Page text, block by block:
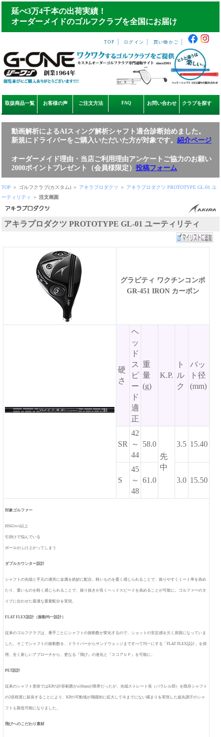
延べ3万4千本の出荷実績！
オーダーメイドのゴルフクラブを全国にお届け
TOP ログイン 買い物かご
取扱商品一覧 お客様の声 ご注文方法 FAQ お問い合わせ クラブを探す
動画解析によるAIスィング解析シャフト適合診断始めました。
新規にドライバーをご購入いただいた方が対象です。 紹介ページ
オーダーメイド理由・当店ご利用理由アンケートご協力のお願い
2000ポイントプレゼント（会員様限定） 投稿フォーム
TOP ＞ ゴルフクラブ(カスタム) ＞ アキラプロダクツ ＞ アキラプロダクツ PROTOTYPE GL-01 ユ
ーティリティ
＞ 注文画面
アキラプロダクツ PROTOTYPE GL-01 ユーティリティ
グラビティ ワクチンコンポ
GR-451 IRON カーボン
硬
さ
ヘ
ッ
ド
ス
ピ
ー
ド
適
正
重
量
(g)
K.P.
ト
ル
ク
バッ
ト径
(mm)
SR
42
～
44
58.0
先
中
3.5 15.40
S
45
～
48
61.0 3.0 15.50
対象ゴルファー
HS42ｍ/s以上
引掛けで悩んでいる
ボールがふけ上がってしまう
ダブルカウンター設計
シャフトの先端と手元の適所に金属を絶妙に配合。軽いものを重く感じられることで、振りやすくミート率を高め
たり、重いものを軽く感じられることで、振り抜きが良くヘッドスピードを高めることが可能に。ゴルファーのタ
イプに合わせた最適な重量配分を実現。
FLAT FLEX設計（振動均一設計）
従来のゴルフクラブは、番手ごとにシャフトの振動数が変化するので、ショットの安定感を欠く原因になっていま
した。そこでシャフトの振動数を、ドライバーからサンドウェッジまですべて均一にする「FLAT FLEX設計」を採
用。全く新しいアプローチから、更なる『飛び』の進化と『スコアＵＰ』を可能に。
PET設計
従来のシャフト形状ではKPの許容範囲が±10mmが限界だったが、先端ストレート長（パラレル部）を既存シャフト
の2倍程度に延長することにより、KPの可動域が飛躍的に拡大して今までにない捕まりを実現した超先調子のシャ
フトも製造可能になりました。
飛びへのこだわり素材